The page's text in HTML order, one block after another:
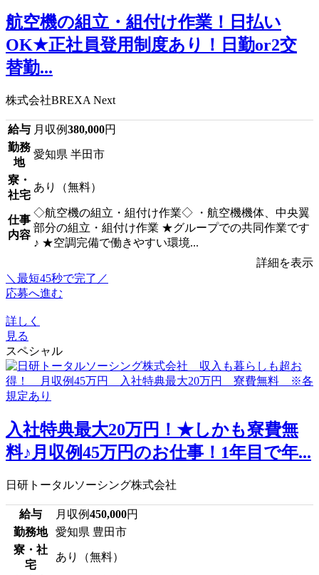
航空機の組立・組付け作業！日払い
OK★正社員登用制度あり！日勤or2交
替勤...
株式会社BREXA Next
給与 月収例380,000円
勤務
地
愛知県 半田市
寮・
社宅
あり（無料）
仕事
内容
◇航空機の組立・組付け作業◇ ・航空機機体、中央翼
部分の組立・組付け作業 ★グループでの共同作業です
♪ ★空調完備で働きやすい環境...
詳細を表示
＼最短45秒で完了／
応募へ進む
詳しく
見る
スペシャル
入社特典最大20万円！★しかも寮費無
料♪月収例45万円のお仕事！1年目で年...
日研トータルソーシング株式会社
給与 月収例450,000円
勤務地
愛知県 豊田市
寮・社
宅
あり（無料）